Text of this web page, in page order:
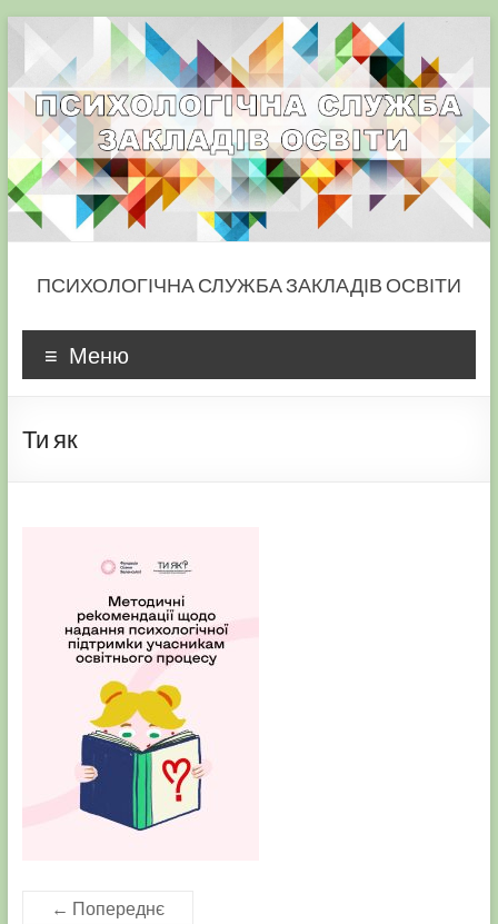
content
ПСИХОЛОГІЧНА СЛУЖБА ЗАКЛАДІВ ОСВІТИ
Меню
Ти як
← Попереднє